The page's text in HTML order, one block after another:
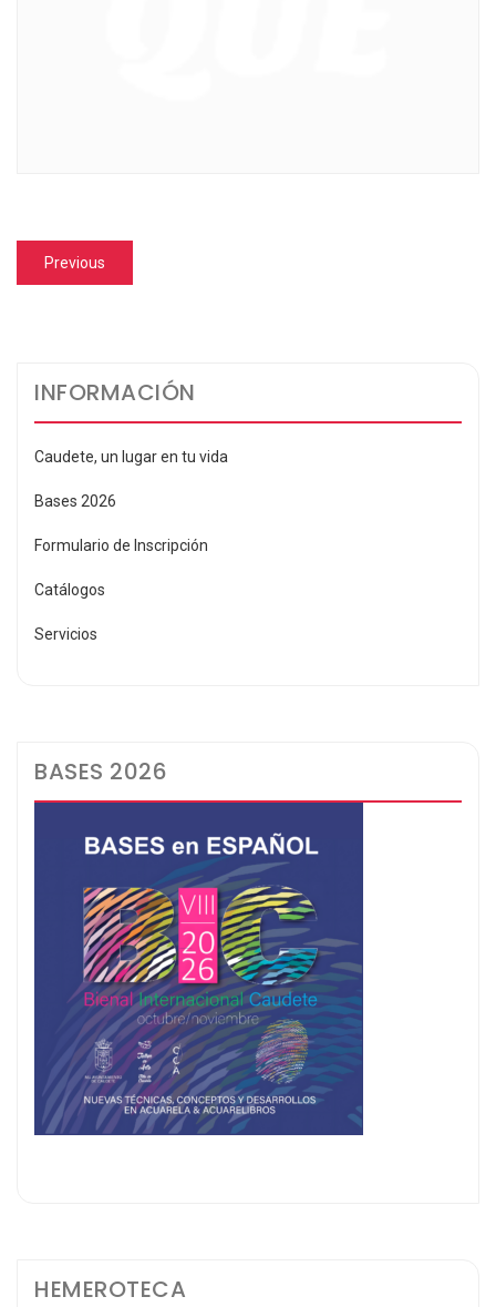
Navegación
de
Previous
post:
INFORMACIÓN
Caudete, un lugar en tu vida
Bases 2026
Formulario de Inscripción
Catálogos
Servicios
BASES 2026
HEMEROTECA